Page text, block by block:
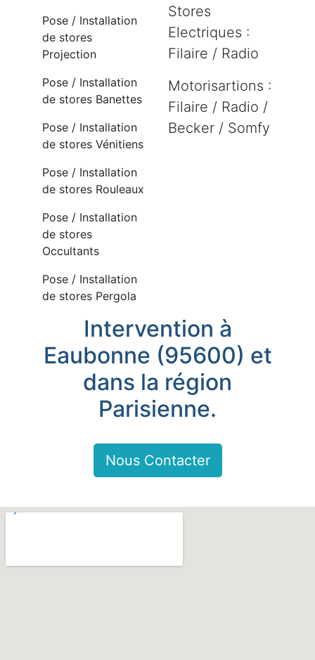
Pose / Installation
de stores
Projection
Pose / Installation
de stores Banettes
Pose / Installation
de stores Vénitiens
Pose / Installation
de stores Rouleaux
Pose / Installation
de stores
Occultants
Pose / Installation
de stores Pergola
Stores
Electriques :
Filaire / Radio
Motorisartions :
Filaire / Radio /
Becker / Somfy
Intervention à
Eaubonne (95600) et
dans la région
Parisienne.
Nous Contacter